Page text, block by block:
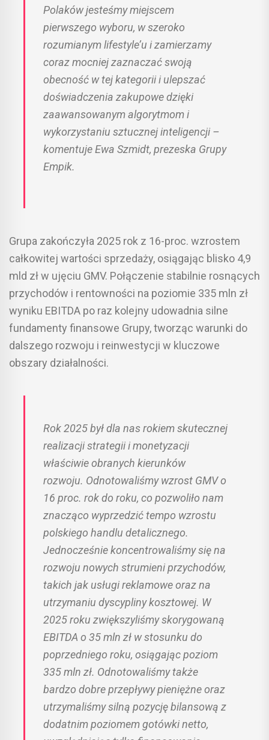
Polaków jesteśmy miejscem
pierwszego wyboru, w szeroko
rozumianym lifestyle’u i zamierzamy
coraz mocniej zaznaczać swoją
obecność w tej kategorii i ulepszać
doświadczenia zakupowe dzięki
zaawansowanym algorytmom i
wykorzystaniu sztucznej inteligencji –
komentuje Ewa Szmidt, prezeska Grupy
Empik.
Grupa zakończyła 2025 rok z 16-proc. wzrostem
całkowitej wartości sprzedaży, osiągając blisko 4,9
mld zł w ujęciu GMV. Połączenie stabilnie rosnących
przychodów i rentowności na poziomie 335 mln zł
wyniku EBITDA po raz kolejny udowadnia silne
fundamenty finansowe Grupy, tworząc warunki do
dalszego rozwoju i reinwestycji w kluczowe
obszary działalności.
Rok 2025 był dla nas rokiem skutecznej
realizacji strategii i monetyzacji
właściwie obranych kierunków
rozwoju. Odnotowaliśmy wzrost GMV o
16 proc. rok do roku, co pozwoliło nam
znacząco wyprzedzić tempo wzrostu
polskiego handlu detalicznego.
Jednocześnie koncentrowaliśmy się na
rozwoju nowych strumieni przychodów,
takich jak usługi reklamowe oraz na
utrzymaniu dyscypliny kosztowej. W
2025 roku zwiększyliśmy skorygowaną
EBITDA o 35 mln zł w stosunku do
poprzedniego roku, osiągając poziom
335 mln zł. Odnotowaliśmy także
bardzo dobre przepływy pieniężne oraz
utrzymaliśmy silną pozycję bilansową z
dodatnim poziomem gotówki netto,